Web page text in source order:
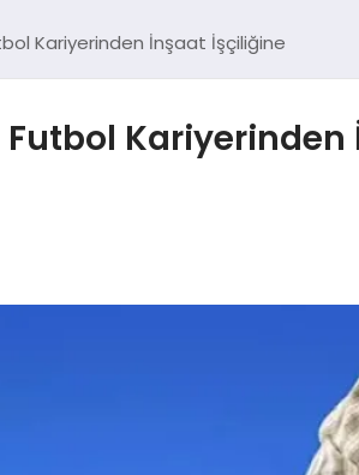
Kariyerinden İnşaat İşçiliğine